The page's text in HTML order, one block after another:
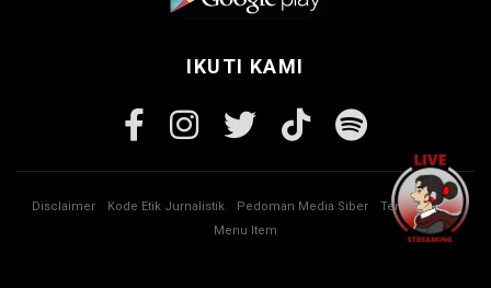
IKUTI KAMI
Disclaimer Kode Etik Jurnalistik Pedoman Media Siber
Tentang Kami
Menu Item